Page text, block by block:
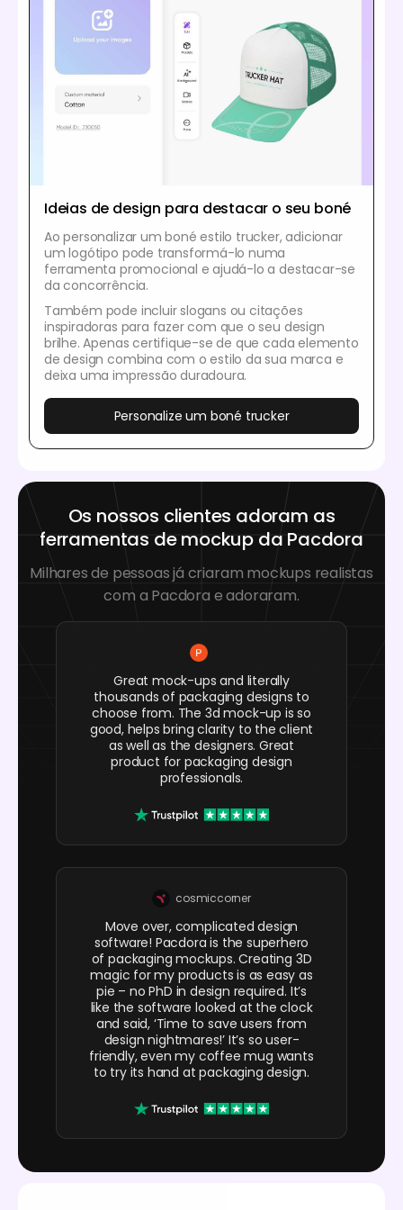
Ideias de design para destacar o seu boné
Ao personalizar um boné estilo trucker, adicionar
um logótipo pode transformá-lo numa
ferramenta promocional e ajudá-lo a destacar-se
da concorrência.
Também pode incluir slogans ou citações
inspiradoras para fazer com que o seu design
brilhe. Apenas certifique-se de que cada elemento
de design combina com o estilo da sua marca e
deixa uma impressão duradoura.
Personalize um boné trucker
Os nossos clientes adoram as
ferramentas de mockup da Pacdora
Milhares de pessoas já criaram mockups realistas
com a Pacdora e adoraram.
Great mock-ups and literally
thousands of packaging designs to
choose from. The 3d mock-up is so
good, helps bring clarity to the client
as well as the designers. Great
product for packaging design
professionals.
cosmiccorner
Move over, complicated design
software! Pacdora is the superhero
of packaging mockups. Creating 3D
magic for my products is as easy as
pie – no PhD in design required. It’s
like the software looked at the clock
and said, ‘Time to save users from
design nightmares!’ It’s so user-
friendly, even my coffee mug wants
to try its hand at packaging design.